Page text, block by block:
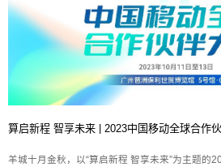
算启新程 智享未来 | 2023中国移动全球合作
羊城十月金秋，以“算启新程 智享未来”为主题的